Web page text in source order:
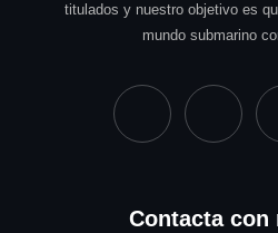
titulados y nuestro objetivo es
mundo submarino
Contacta con